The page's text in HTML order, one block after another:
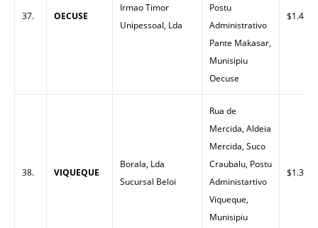
37. OECUSE
Irmao Timor
Unipessoal, Lda
Postu
Administrativo
Pante Makasar,
Munisipiu
Oecuse
$1.40
38. VIQUEQUE
Borala, Lda
Sucursal Beloi
Rua de
Mercida, Aldeia
Mercida, Suco
Craubalu, Postu
Administartivo
Viqueque,
Munisipiu
$1.34